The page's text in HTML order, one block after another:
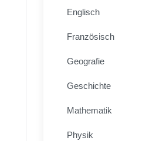
Englisch
Französisch
Geografie
Geschichte
Mathematik
Physik